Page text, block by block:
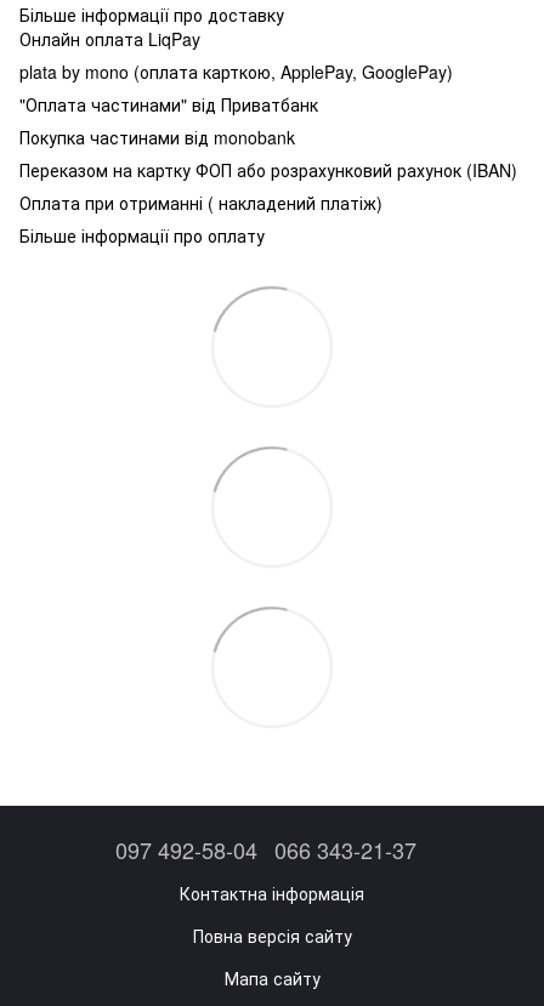
Більше інформації про доставку
Онлайн оплата LiqPay
plata by mono (оплата карткою, ApplePay, GooglePay)
"Оплата частинами" від Приватбанк
Покупка частинами від monobank
Переказом на картку ФОП або розрахунковий рахунок (IBAN)
Оплата при отриманні ( накладений платіж)
Більше інформації про оплату
097 492-58-04 066 343-21-37
Контактна інформація
Повна версія сайту
Мапа сайту